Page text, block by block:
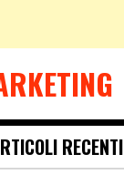
RECENTI